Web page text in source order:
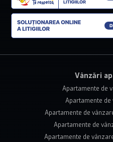
Vânzări
Apartamente de
Apartamente de
Apartamente de
Apartamente de
Apartamente de